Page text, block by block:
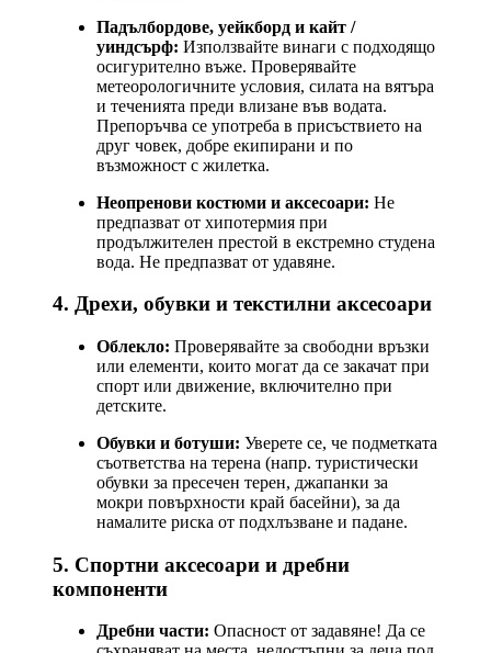
Падълбордове, уейкборд и кайт /
уиндсърф: Използвайте винаги с подходящо
осигурително въже. Проверявайте
метеорологичните условия, силата на вятъра
и теченията преди влизане във водата.
Препоръчва се употреба в присъствието на
друг човек, добре екипирани и по
възможност с жилетка.
Неопренови костюми и аксесоари: Не
предпазват от хипотермия при
продължителен престой в екстремно студена
вода. Не предпазват от удавяне.
4. Дрехи, обувки и текстилни аксесоари
Облекло: Проверявайте за свободни връзки
или елементи, които могат да се закачат при
спорт или движение, включително при
детските.
Обувки и ботуши: Уверете се, че подметката
съответства на терена (напр. туристически
обувки за пресечен терен, джапанки за
мокри повърхности край басейни), за да
намалите риска от подхлъзване и падане.
5. Спортни аксесоари и дребни
компоненти
Дребни части: Опасност от задавяне! Да се